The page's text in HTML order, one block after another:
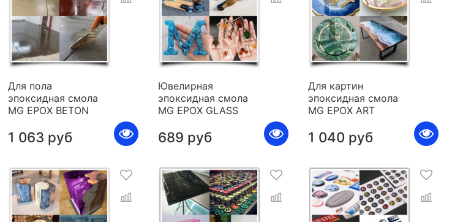
Для пола
эпоксидная смола
MG EPOX BETON
1 063 руб
Ювелирная
эпоксидная смола
MG EPOX GLASS
689 руб
Для картин
эпоксидная смола
MG EPOX ART
1 040 руб